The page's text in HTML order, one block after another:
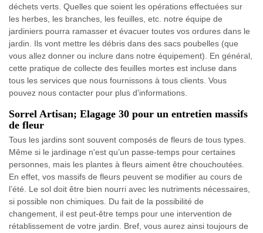
déchets verts. Quelles que soient les opérations effectuées sur
les herbes, les branches, les feuilles, etc. notre équipe de
jardiniers pourra ramasser et évacuer toutes vos ordures dans le
jardin. Ils vont mettre les débris dans des sacs poubelles (que
vous allez donner ou inclure dans notre équipement). En général,
cette pratique de collecte des feuilles mortes est incluse dans
tous les services que nous fournissons à tous clients. Vous
pouvez nous contacter pour plus d'informations.
Sorrel Artisan; Elagage 30 pour un entretien massifs
de fleur
Tous les jardins sont souvent composés de fleurs de tous types.
Même si le jardinage n'est qu’un passe-temps pour certaines
personnes, mais les plantes à fleurs aiment être chouchoutées.
En effet, vos massifs de fleurs peuvent se modifier au cours de
l’été. Le sol doit être bien nourri avec les nutriments nécessaires,
si possible non chimiques. Du fait de la possibilité de
changement, il est peut-être temps pour une intervention de
rétablissement de votre jardin. Bref, vous aurez ainsi toujours de